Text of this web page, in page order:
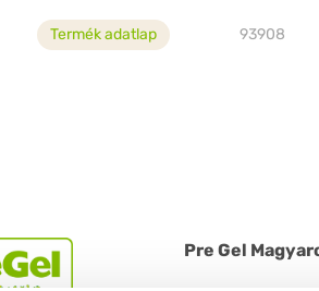
Termék adatlap 93908
Pre Gel